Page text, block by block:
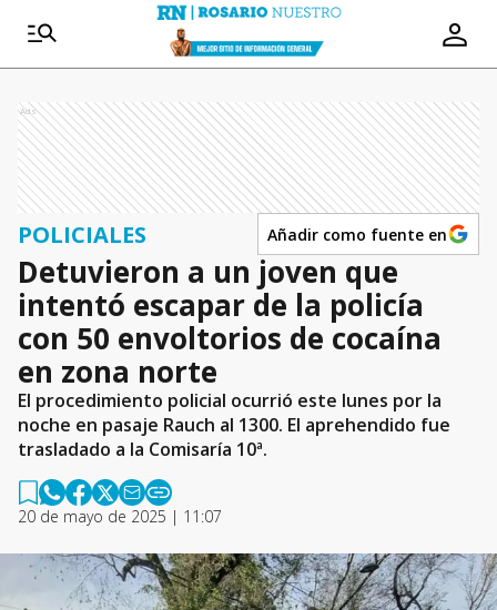
Ads
POLICIALES Añadir como fuente en
Detuvieron a un joven que
intentó escapar de la policía
con 50 envoltorios de cocaína
en zona norte
El procedimiento policial ocurrió este lunes por la
noche en pasaje Rauch al 1300. El aprehendido fue
trasladado a la Comisaría 10ª.
20 de mayo de 2025 | 11:07